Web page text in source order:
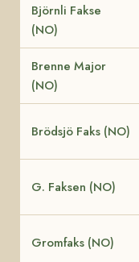
Björnli Fakse
(NO)
Brenne Major
(NO)
Brödsjö Faks (NO)
G. Faksen (NO)
Gromfaks (NO)